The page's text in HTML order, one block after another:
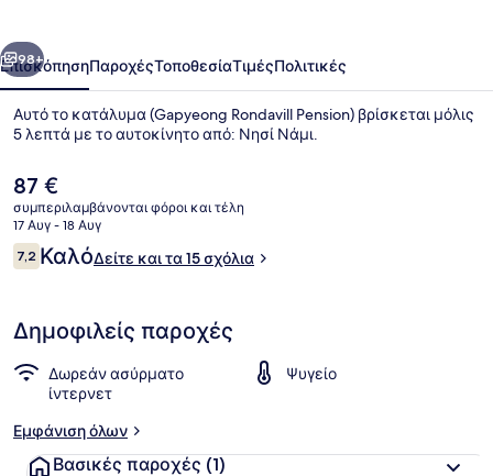
Επόμενο
98+
ΕπισκόπησηΠαροχέςΤοποθεσίαΤιμέςΠολιτικές
Αυτό το κατάλυμα (Gapyeong Rondavill Pension) βρίσκεται μόλις
5 λεπτά με το αυτοκίνητο από: Νησί Νάμι.
Η
τρέχουσα
τιμή
είναι
87 €
87 €
συμπεριλαμβάνονται φόροι και τέλη
17 Αυγ - 18 Αυγ
Σχόλια
7,27,2 στα 10
ΚαλόΔείτε και τα 15 σχόλια
Δημοφιλείς παροχές
Δωρεάν ασύρματο
ίντερνετ
Ψυγείο
Εμφάνιση όλων
Βασικές παροχές (1)